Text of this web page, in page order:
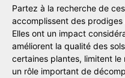
Partez à la recherche de
accomplissent des prodiges
Elles ont un impact
améliorent la qualité des
certaines plantes, limitent
un rôle important de